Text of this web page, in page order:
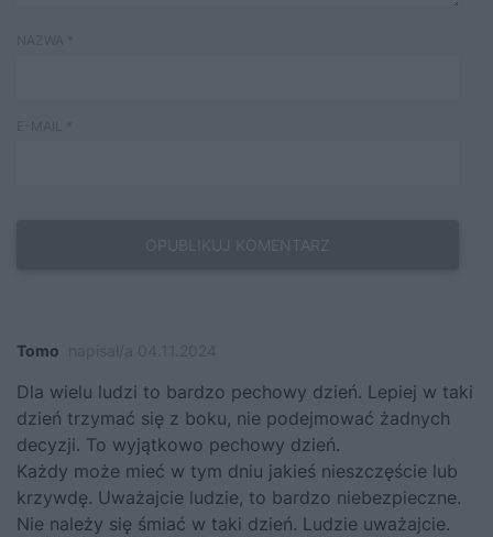
Tomo
Dla wielu ludzi to bardzo pechowy dzień. Lepiej w taki
dzień trzymać się z boku, nie podejmować żadnych
decyzji. To wyjątkowo pechowy dzień.
Każdy może mieć w tym dniu jakieś nieszczęście lub
krzywdę. Uważajcie ludzie, to bardzo niebezpieczne.
Nie należy się śmiać w taki dzień. Ludzie uważajcie.